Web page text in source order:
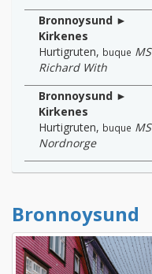
Bronnoysund ►
Kirkenes
Hurtigruten, buque MS
Richard With
Bronnoysund ►
Kirkenes
Hurtigruten, buque MS
Nordnorge
Bronnoysund